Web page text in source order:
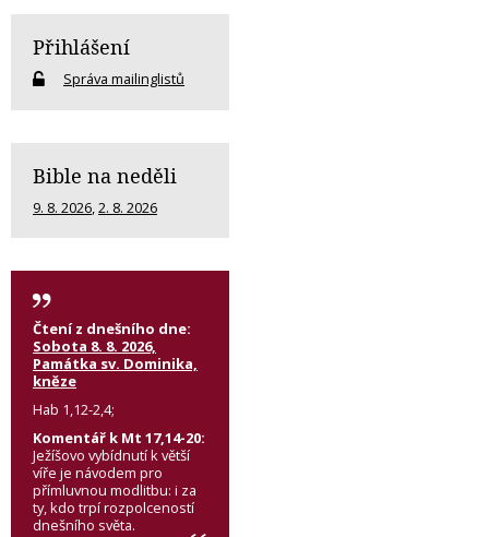
Přihlášení
Správa mailinglistů
Bible na neděli
9. 8. 2026,2. 8. 2026
Čtení z dnešního dne:
Sobota 8. 8. 2026,
Památka sv. Dominika,
kněze
Hab 1,12-2,4;
Komentář k Mt 17,14-20:
Ježíšovo vybídnutí k větší
víře je návodem pro
přímluvnou modlitbu: i za
ty, kdo trpí rozpolceností
dnešního světa.